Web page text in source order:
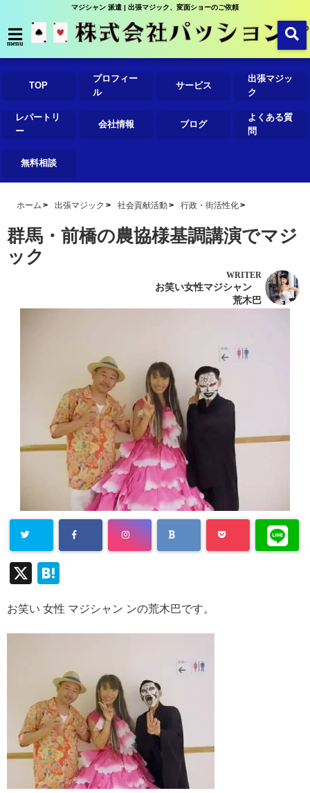
マジシャン 派遣 | 出張マジック、変面ショーのご依頼
menu
TOP
プロフィー
ル
サービス
出張マジッ
ク
レパートリ
ー
会社情報 ブログ
よくある質
問
無料相談
ホーム 出張マジック 社会貢献活動 行政・街活性化
群馬・前橋の農協様基調講演でマジ
ック
WRITER
お笑い女性マジシャン
荒木巴
X
e
n
お笑い 女性 マジシャン ンの荒木巴です。